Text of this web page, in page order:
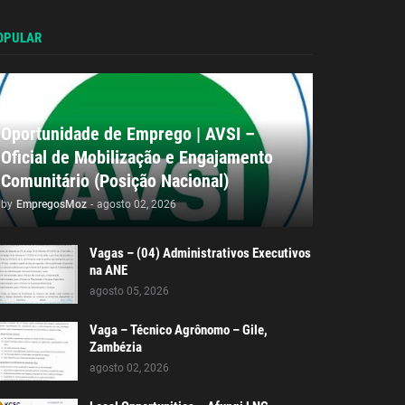
Oportunidade de Emprego | AVSI –
Oficial de Mobilização e Engajamento
Comunitário (Posição Nacional)
by EmpregosMoz - agosto 02, 2026
Vagas – (04) Administrativos Executivos
na ANE
agosto 05, 2026
Vaga – Técnico Agrônomo – Gile,
Zambézia
agosto 02, 2026